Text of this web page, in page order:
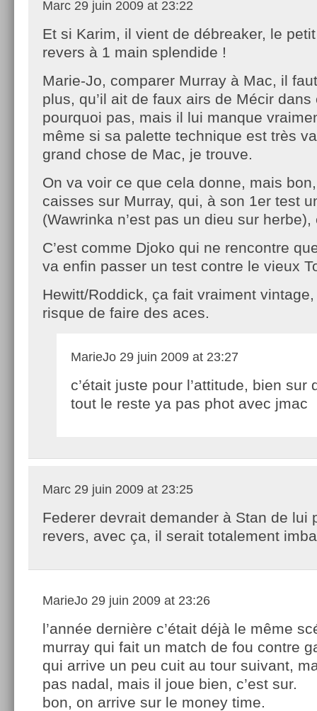
Marc 29 juin 2009 at 23:22
Et si Karim, il vient de débreaker, le
revers à 1 main splendide !
Marie-Jo, comparer Murray à Mac, il
plus, qu’il ait de faux airs de Mécir
pourquoi pas, mais il lui manque
même si sa palette technique est très
grand chose de Mac, je trouve.
On va voir ce que cela donne, mais
caisses sur Murray, qui, à son 1er test
(Wawrinka n’est pas un dieu sur
C’est comme Djoko qui ne rencontre
va enfin passer un test contre le vieux
Hewitt/Roddick, ça fait vraiment
risque de faire des aces.
MarieJo 29 juin 2009 at 23:27
c’était juste pour l’attitude, bien sur
tout le reste ya pas phot avec jmac
Marc 29 juin 2009 at 23:25
Federer devrait demander à Stan de lui
revers, avec ça, il serait totalement
MarieJo 29 juin 2009 at 23:26
l’année dernière c’était déjà le même
murray qui fait un match de fou contre
qui arrive un peu cuit au tour suivant,
pas nadal, mais il joue bien, c’est sur.
bon, on arrive sur le money time.